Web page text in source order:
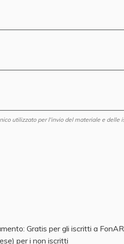
utilizzato per l'invio del materiale e delle
Gratis per gli iscritti a
per i non iscritti